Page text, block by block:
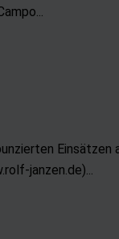
Einsätzen
janzen.de)...